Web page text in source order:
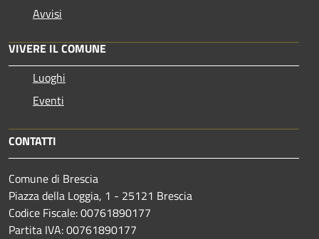
Avvisi
VIVERE IL COMUNE
Luoghi
Eventi
CONTATTI
Comune di Brescia
Piazza della Loggia, 1 - 25121 Brescia
Codice Fiscale: 00761890177
Partita IVA: 00761890177